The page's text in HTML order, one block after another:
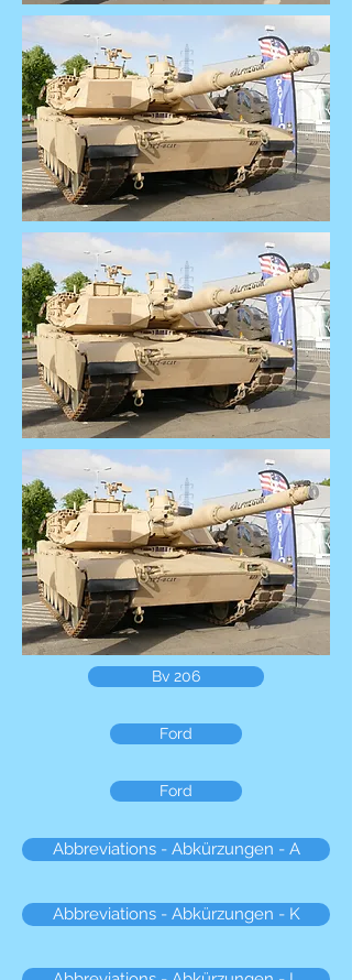
Bv 206
Ford
Ford
Abbreviations - Abkürzungen - A
Abbreviations - Abkürzungen - K